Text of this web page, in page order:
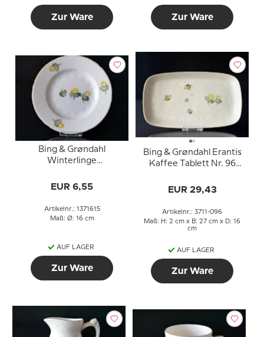
Zur Ware Zur Ware
Bing & Grøndahl
Winterlinge
28A, 306 oder 615
EUR 6,55
Artikelnr.: 1371615
Maß: Ø: 16 cm
AUF LAGER
Zur Ware
Bing & Grøndahl Erantis
Kaffee Tablett Nr. 96
EUR 29,43
Artikelnr.: 3711-096
Maß: H: 2 cm x B: 27 cm x D: 16
cm
AUF LAGER
Zur Ware